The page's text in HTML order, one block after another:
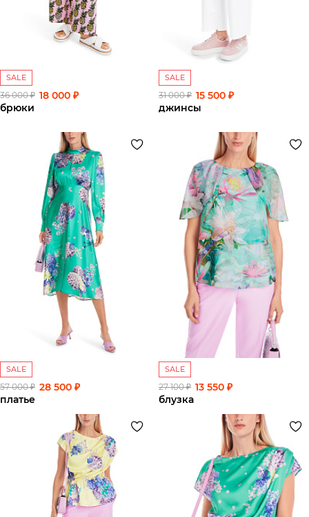
SALE
36 000 ₽ 18 000 ₽
брюки
SALE
31 000 ₽ 15 500 ₽
джинсы
SALE
57 000 ₽ 28 500 ₽
платье
SALE
27 100 ₽ 13 550 ₽
блузка